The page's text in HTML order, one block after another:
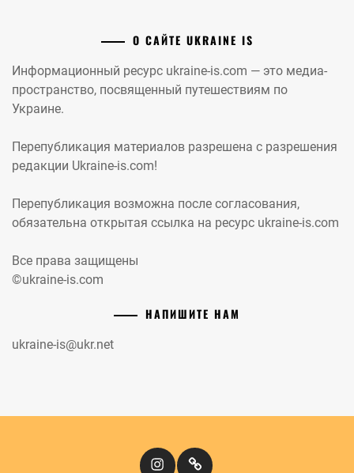
О САЙТЕ UKRAINE IS
Информационный ресурс ukraine-is.com — это медиа-
пространство, посвященный путешествиям по
Украине.
Перепубликация материалов разрешена с разрешения
редакции Ukraine-is.com!
Перепубликация возможна после согласования,
обязательна открытая ссылка на ресурс ukraine-is.com
Все права защищены
©ukraine-is.com
НАПИШИТЕ НАМ
ukraine-is@ukr.net
InstagramКіномандри